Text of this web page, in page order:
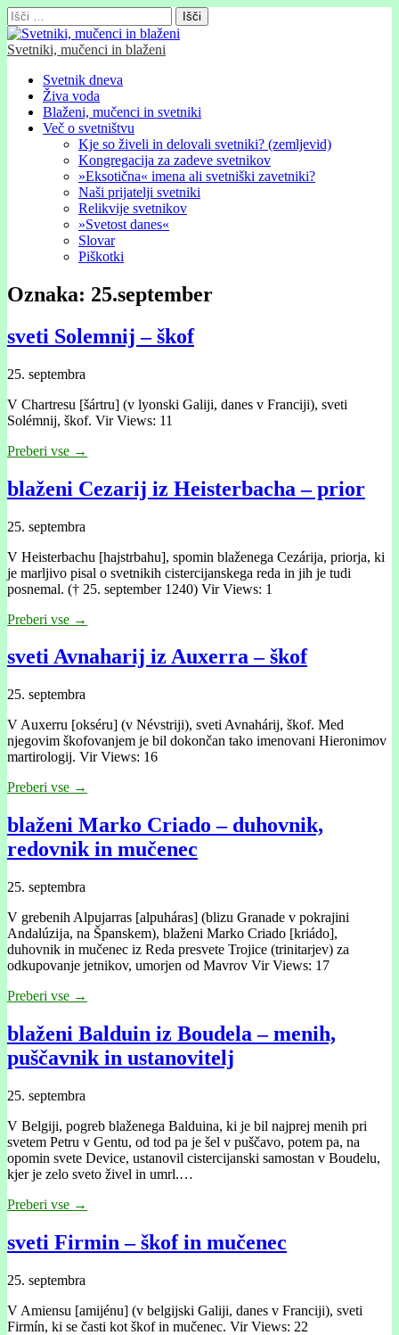
Išči:
Svetniki, mučenci in blaženi
Glavni
meni
Skip
content
Svetnik dneva
Živa voda
Blaženi, mučenci in svetniki
Več o svetništvu
Kje so živeli in delovali svetniki? (zemljevid)
Kongregacija za zadeve svetnikov
»Eksotična« imena ali svetniški zavetniki?
Naši prijatelji svetniki
Relikvije svetnikov
»Svetost danes«
Slovar
Piškotki
Oznaka: 25.september
sveti Solemnij – škof
25. septembra
V Chartresu [šártru] (v lyonski Galiji, danes v Franciji), sveti
Solémnij, škof. Vir Views: 11
Preberi vse →
blaženi Cezarij iz Heisterbacha – prior
25. septembra
V Heisterbachu [hajstrbahu], spomin blaženega Cezárija, priorja, ki
je marljivo pisal o svetnikih cistercijanskega reda in jih je tudi
posnemal. († 25. september 1240) Vir Views: 1
Preberi vse →
sveti Avnaharij iz Auxerra – škof
25. septembra
V Auxerru [okséru] (v Névstriji), sveti Avnahárij, škof. Med
njegovim škofovanjem je bil dokončan tako imenovani Hieronimov
martirologij. Vir Views: 16
Preberi vse →
blaženi Marko Criado – duhovnik,
redovnik in mučenec
25. septembra
V grebenih Alpujarras [alpuháras] (blizu Granade v pokrajini
Andalúzĳa, na Španskem), blaženi Marko Criado [kriádo],
duhovnik in mučenec iz Reda presvete Trojice (trinitarjev) za
odkupovanje jetnikov, umorjen od Mavrov Vir Views: 17
Preberi vse →
blaženi Balduin iz Boudela – menih,
puščavnik in ustanovitelj
25. septembra
V Belgiji, pogreb blaženega Balduina, ki je bil najprej menih pri
svetem Petru v Gentu, od tod pa je šel v puščavo, potem pa, na
opomin svete Device, ustanovil cistercijanski samostan v Boudelu,
kjer je zelo sveto živel in umrl.…
Preberi vse →
sveti Firmin – škof in mučenec
25. septembra
V Amiensu [amijénu] (v belgijski Galiji, danes v Franciji), sveti
Firmín, ki se časti kot škof in mučenec. Vir Views: 22